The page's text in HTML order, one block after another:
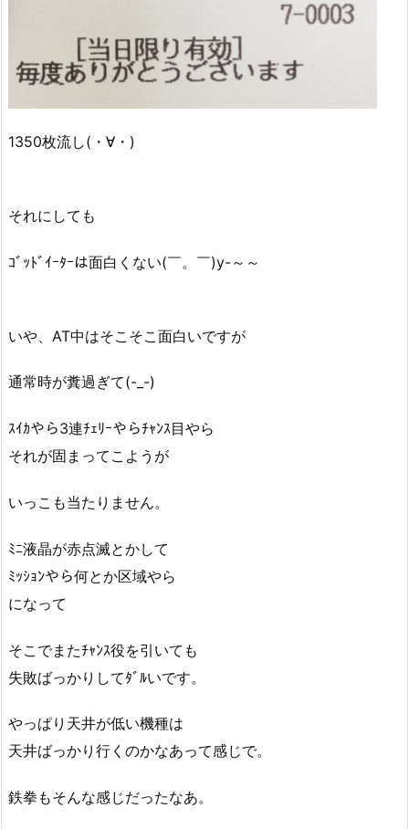
1350枚流し(・∀・)
それにしても
ｺﾞｯﾄﾞｲｰﾀｰは面白くない(￣。￣)y-～～
いや、AT中はそこそこ面白いですが
通常時が糞過ぎて(-_-)
ｽｲｶやら3連ﾁｪﾘｰやらﾁｬﾝｽ目やら
それが固まってこようが
いっこも当たりません。
ﾐﾆ液晶が赤点滅とかして
ﾐｯｼｮﾝやら何とか区域やら
になって
そこでまたﾁｬﾝｽ役を引いても
失敗ばっかりしてﾀﾞﾙいです。
やっぱり天井が低い機種は
天井ばっかり行くのかなあって感じで。
鉄拳もそんな感じだったなあ。